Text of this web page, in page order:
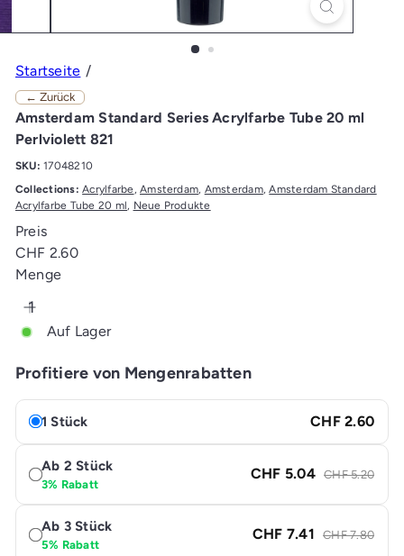
Startseite
← Zurück
Amsterdam Standard Series Acrylfarbe Tube 20 ml
Perlviolett 821
SKU: 17048210
Collections: Acrylfarbe,Amsterdam, Amsterdam,Amsterdam Standard
Acrylfarbe Tube 20 ml, Neue Produkte
Preis
Normaler
Preis
CHF 2.60
Menge
Auf Lager
Profitiere von Mengenrabatten
1 Stück CHF 2.60
Ab 2 Stück
3% Rabatt
CHF 5.04 CHF 5.20
Ab 3 Stück
5% Rabatt
CHF 7.41 CHF 7.80